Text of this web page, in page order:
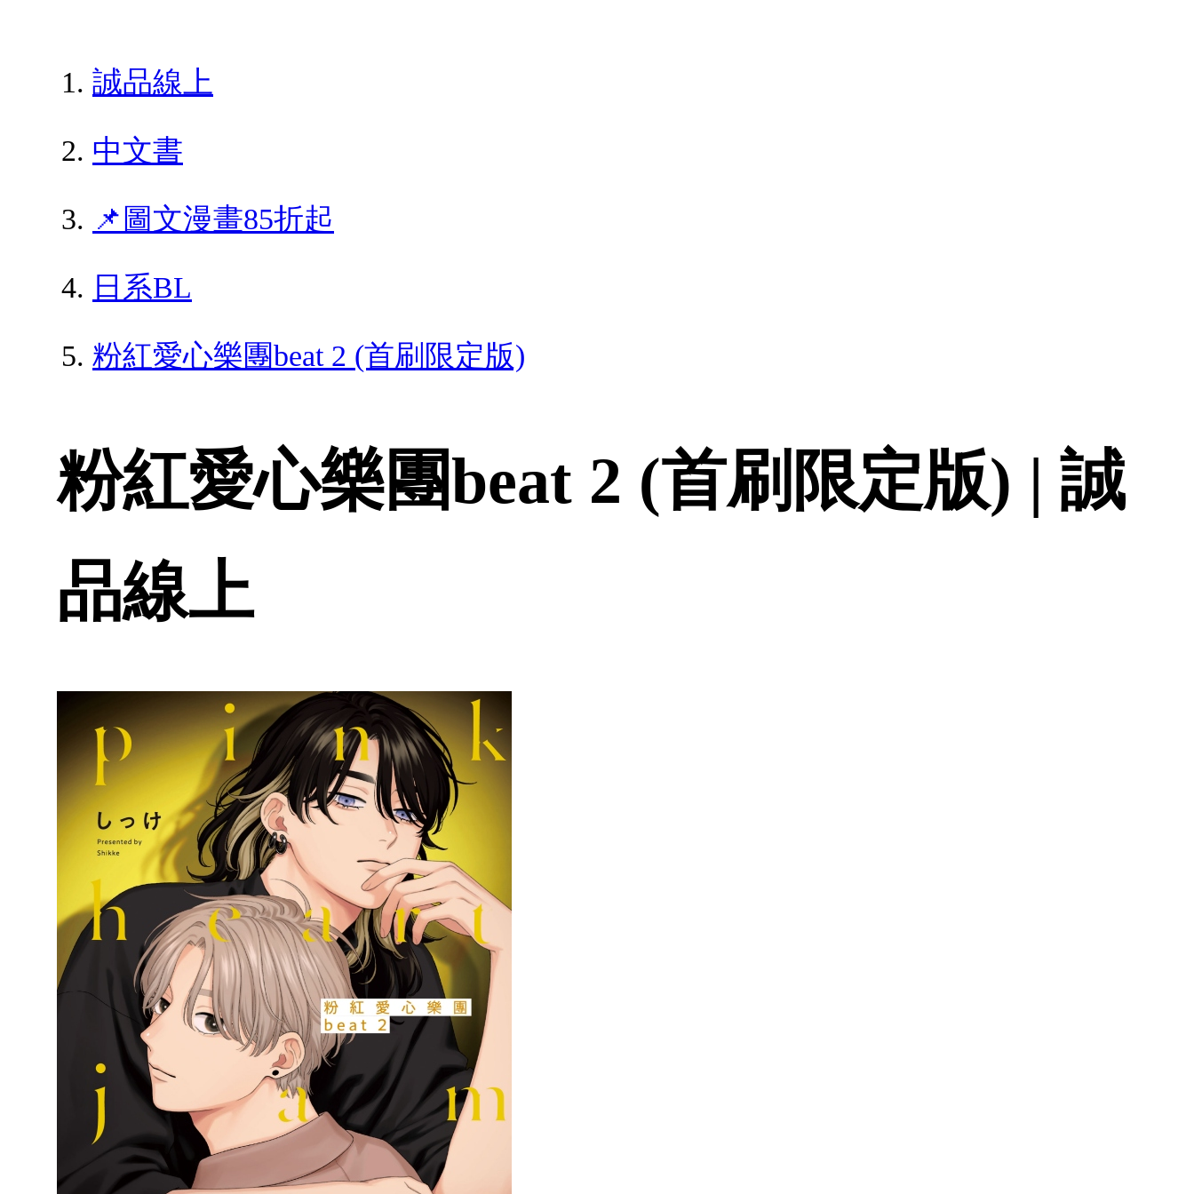
誠品線上
中文書
📌圖文漫畫85折起
日系BL
粉紅愛心樂團beat 2 (首刷限定版)
粉紅愛心樂團beat 2 (首刷限定版) | 誠
品線上